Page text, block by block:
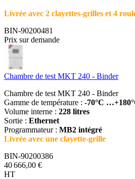
Livrée avec 2 clayettes-grilles et 4
BIN-90200481
Prix sur demande
Chambre de test MKT 240 - Binder
Chambre de test MKT 240 - Binder
Gamme de température : -70°C
Volume interne : 228 litres
Sortie : Ethernet
Programmateur : MB2 intégré
Livrée avec une clayette-grille
BIN-90200386
40 666,00 €
HT